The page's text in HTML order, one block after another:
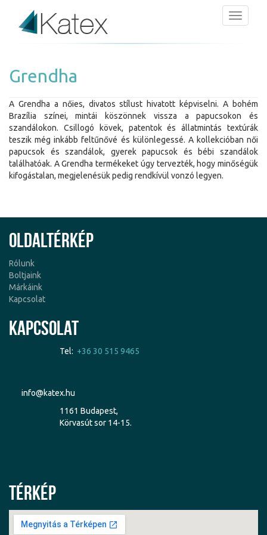
Menü
Grendha
A Grendha a nőies, divatos stílust hivatott képviselni. A bohém
Brazília színei, mintái köszönnek vissza a papucsokon és
szandálokon. Csillogó kövek, patentok és állatmintás textúrák
teszik még inkább feltűnővé és különlegessé. A kollekcióban női
papucsok és szandálok, gyerek papucsok és bébi szandálok
találhatóak. A Grendha termékeket úgy tervezték, hogy minőségük
kifogástalan, megjelenésük pedig rendkívül vonzó legyen.
Oldaltérkép
Rólunk
Boltjaink
Márkáink
Kapcsolat
Kapcsolat
Tel: +36 30 515 9465
info@katex.hu
1161 Budapest,
Körvasút sor 14-15.
Térkép